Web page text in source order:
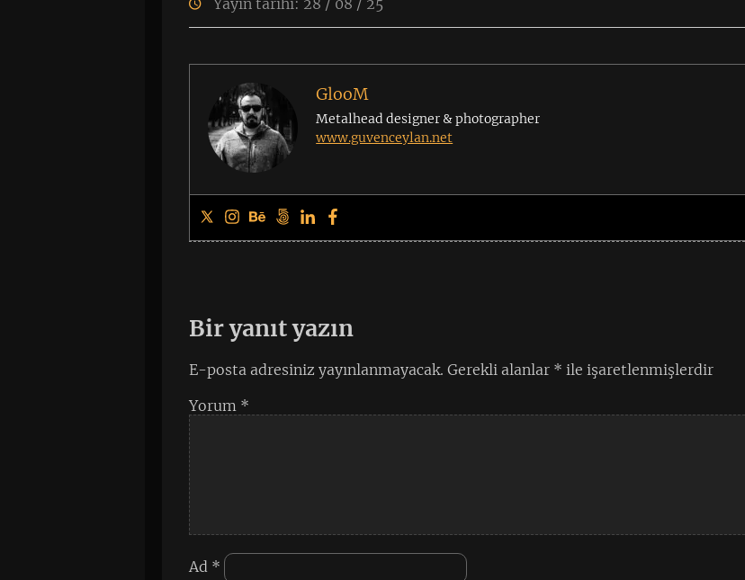
GlooM
Metalhead designer & photographer
www.guvenceylan.net
Bir yanıt yazın
E-posta adresiniz yayınlanmayacak. Gerekli alanlar * ile işaretlenmişlerdir
Yorum *
Ad *